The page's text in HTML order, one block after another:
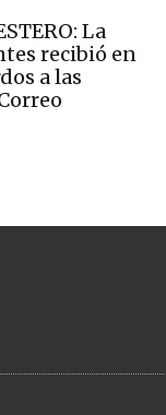
La
recibió en
a las